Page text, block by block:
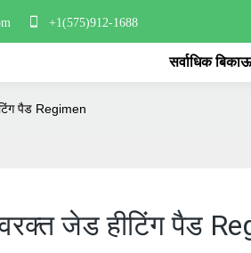
+1(575)912-1688
सर्वाधिक बिकाऊ
पैड Regimen
जेड हीटिंग पैड